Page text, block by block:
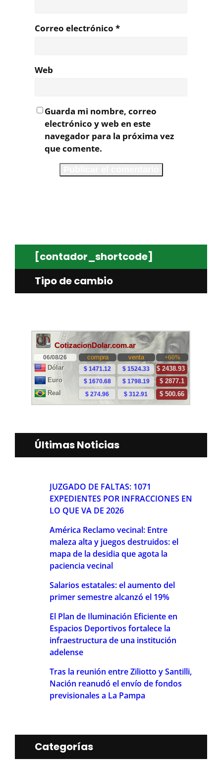
Correo electrónico *
Web
Guarda mi nombre, correo
electrónico y web en este
navegador para la próxima vez
que comente.
[contador_shortcode]
Tipo de cambio
Últimas Noticias
JUZGADO DE FALTAS: 1071
EXPEDIENTES POR INFRACCIONES EN
LO QUE VA DE 2026
América Reclamo vecinal: Entre
maleza alta y juegos destruidos: el
mapa de la desidia que agota la
paciencia vecinal
Salarios estatales: el aumento del
primer semestre alcanzó el 19%
El Plan de Iluminación Eficiente en
Espacios Deportivos fortalece la
infraestructura de una institución
adelense
Tras la reunión entre Ziliotto y Santilli,
Nación reanudó el envío de fondos
previsionales a La Pampa
Categorías